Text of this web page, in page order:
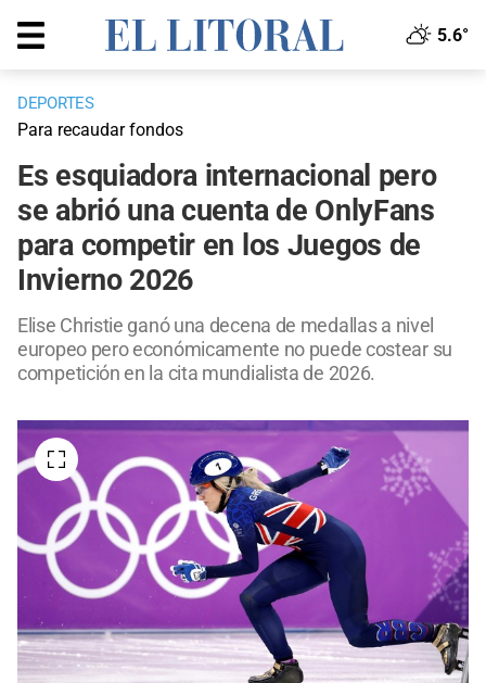
5.6°
DEPORTES
Para recaudar fondos
Es esquiadora internacional pero
se abrió una cuenta de OnlyFans
para competir en los Juegos de
Invierno 2026
Elise Christie ganó una decena de medallas a nivel
europeo pero económicamente no puede costear su
competición en la cita mundialista de 2026.